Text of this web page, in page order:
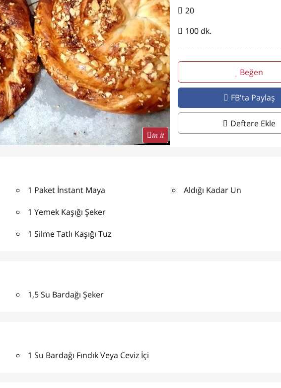
in it
20
100 dk.
Beğen
FB'ta Paylaş
Deftere Ekle
1 Paket İnstant Maya
1 Yemek Kaşığı Şeker
1 Silme Tatlı Kaşığı Tuz
Aldığı Kadar Un
1,5 Su Bardağı Şeker
1 Su Bardağı Fındık Veya Ceviz İçi